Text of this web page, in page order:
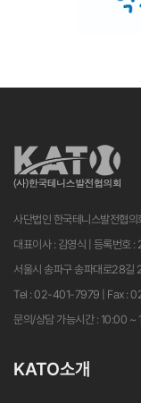
사단법인 한국테니스발전협의
대표이사 : 김영식 | 등록번
서울시 송파구 송파대로28
Tel : 02-401-7979 | Fax :
문의/상담 가능시간 : 10:00 ~
KATO소개